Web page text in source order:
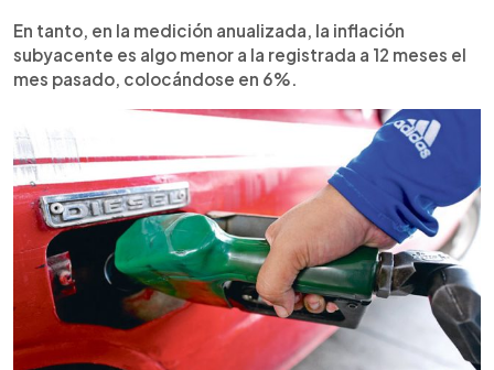
En tanto, en la medición anualizada, la inflación
subyacente es algo menor a la registrada a 12 meses el
mes pasado, colocándose en 6%.